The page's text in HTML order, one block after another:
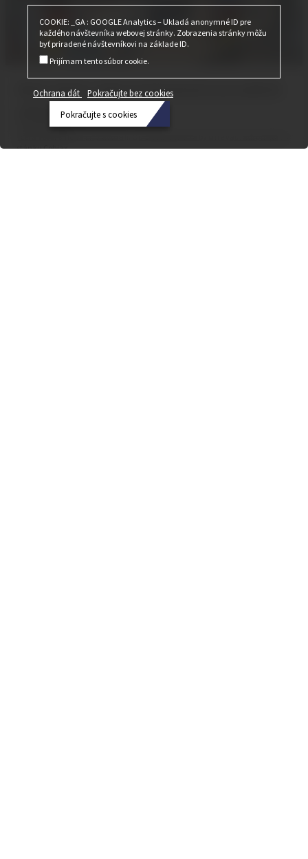
BAU 2023: Sme pripravení na našich
návštevníkov
17. apríla 2023
stánku Cobiax.
COOKIE: _GA : GOOGLE Analytics – Ukladá anonymné ID pre
každého návštevníka webovej stránky. Zobrazenia stránky môžu
byť priradené návštevníkovi na základe ID.
Prijímam tento súbor cookie.
Ochrana dát
Pokračujte bez cookies
Pokračujte s cookies